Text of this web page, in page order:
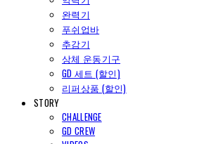
완력기
푸쉬업바
추감기
상체 운동기구
GD 세트 (할인)
리퍼상품 (할인)
STORY
CHALLENGE
GD CREW